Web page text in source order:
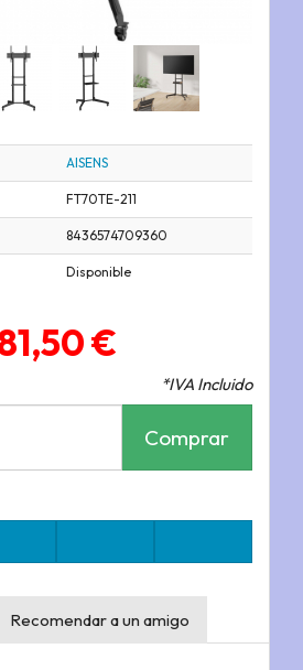
AISENS
FT70TE-211
8436574709360
Disponible
€
*IVA Incluido
Comprar
Recomendar a un amigo